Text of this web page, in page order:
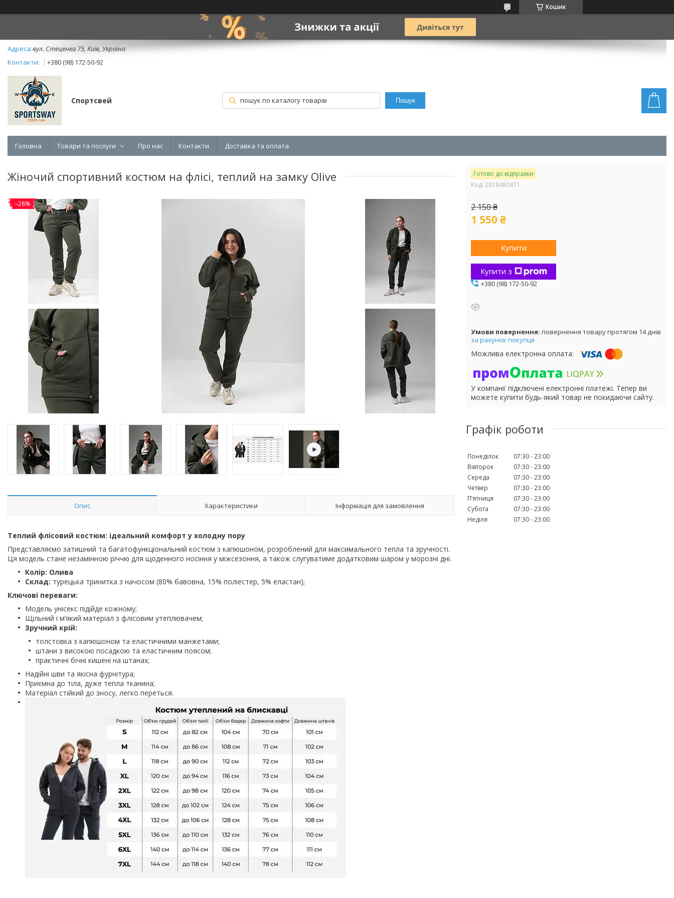
Кошик
вул. Стеценка 75, Київ, Україна
+380 (98) 172-50-92
Спортсвей Пошук
Головна Товари та послуги Про нас Контакти Доставка та оплата
Жіночий спортивний костюм на флісі, теплий на замку Olive
–28%
Опис Характеристики Інформація для замовлення
Теплий флісовий костюм: ідеальний комфорт у холодну пору
Представляємо затишний та багатофункціональний костюм з капюшоном, розроблений для максимального тепла та зручності.
Ця модель стане незамінною річчю для щоденного носіння у міжсезоння, а також слугуватиме додатковим шаром у морозні дні.
Колір: Олива
Склад: турецька тринитка з начосом (80% бавовна, 15% поліестер, 5% еластан);
Ключові переваги:
Модель унісекс підійде кожному;
Щільний і м’який матеріал з флісовим утеплювачем;
Зручний крій:
толстовка з капюшоном та еластичними манжетами;
штани з високою посадкою та еластичним поясом;
практичні бічні кишені на штанах;
Надійні шви та якісна фурнітура;
Приємна до тіла, дуже тепла тканина;
Матеріал стійкий до зносу, легко переться.
Готово до відправки
Код: 2818480471
2 150 ₴
1 550 ₴
Купити
Купити з
+380 (98) 172-50-92
повернення товару протягом 14 днів
за рахунок покупця
У компанії підключені електронні платежі. Тепер ви
можете купити будь-який товар не покидаючи сайту.
Графік роботи
Понеділок 07:30 23:00
Вівторок
07:30 23:00
Середа
07:30 23:00
Четвер
07:30 23:00
Пʼятниця
07:30 23:00
Субота
07:30 23:00
Неділя
07:30 23:00